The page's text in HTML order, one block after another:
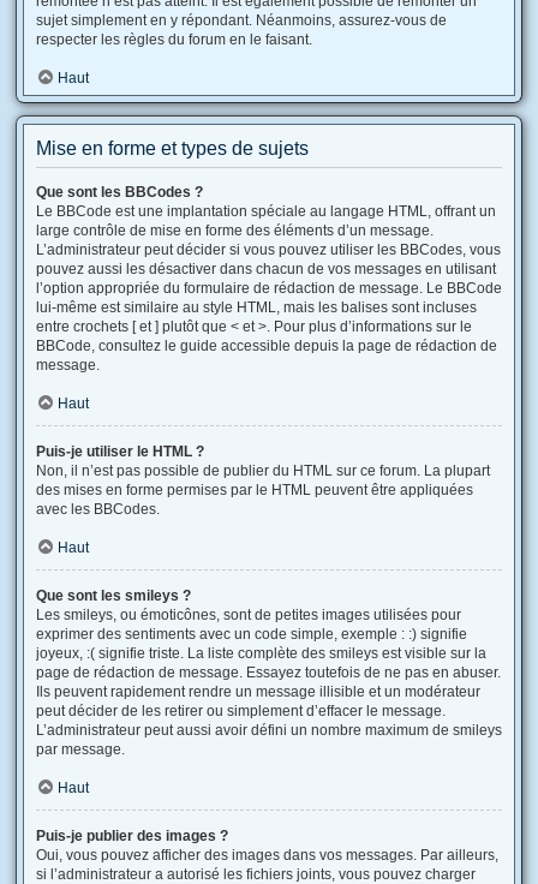
sujet simplement en y répondant. Néanmoins, assurez-vous de
respecter les règles du forum en le faisant.
Haut
Mise en forme et types de sujets
Que sont les BBCodes ?
Le BBCode est une implantation spéciale au langage HTML, offrant un
large contrôle de mise en forme des éléments d’un message.
L’administrateur peut décider si vous pouvez utiliser les BBCodes, vous
pouvez aussi les désactiver dans chacun de vos messages en utilisant
l’option appropriée du formulaire de rédaction de message. Le BBCode
lui-même est similaire au style HTML, mais les balises sont incluses
entre crochets [ et ] plutôt que < et >. Pour plus d’informations sur le
BBCode, consultez le guide accessible depuis la page de rédaction de
message.
Haut
Puis-je utiliser le HTML ?
Non, il n’est pas possible de publier du HTML sur ce forum. La plupart
des mises en forme permises par le HTML peuvent être appliquées
avec les BBCodes.
Haut
Que sont les smileys ?
Les smileys, ou émoticônes, sont de petites images utilisées pour
exprimer des sentiments avec un code simple, exemple : :) signifie
joyeux, :( signifie triste. La liste complète des smileys est visible sur la
page de rédaction de message. Essayez toutefois de ne pas en abuser.
Ils peuvent rapidement rendre un message illisible et un modérateur
peut décider de les retirer ou simplement d’effacer le message.
L’administrateur peut aussi avoir défini un nombre maximum de smileys
par message.
Haut
Puis-je publier des images ?
Oui, vous pouvez afficher des images dans vos messages. Par ailleurs,
si l’administrateur a autorisé les fichiers joints, vous pouvez charger